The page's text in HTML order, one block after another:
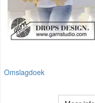
Omslagdoek